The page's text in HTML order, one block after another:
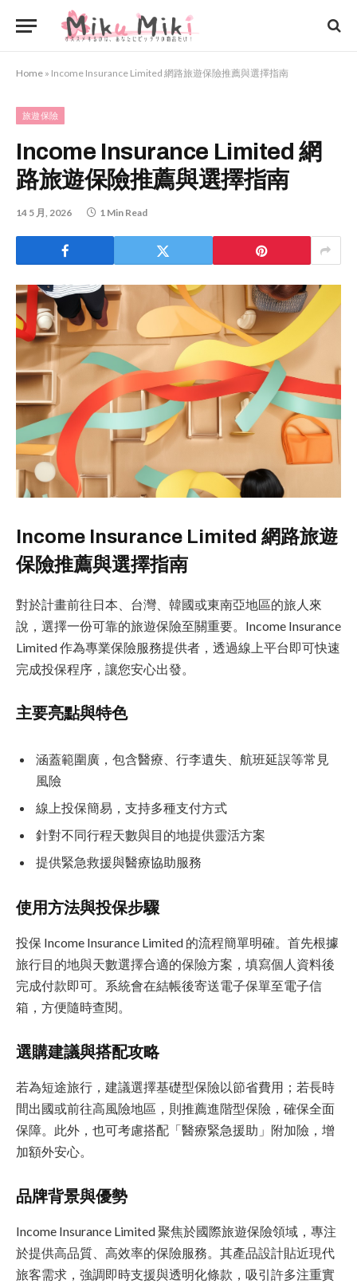
Home » Income Insurance Limited 網路旅遊保險推薦與選擇指南
旅遊保險
Income Insurance Limited 網
路旅遊保險推薦與選擇指南
14 5 月, 2026 1 Min Read
Income Insurance Limited 網路旅遊
保險推薦與選擇指南
對於計畫前往日本、台灣、韓國或東南亞地區的旅人來
說，選擇一份可靠的旅遊保險至關重要。Income Insurance
Limited 作為專業保險服務提供者，透過線上平台即可快速
完成投保程序，讓您安心出發。
主要亮點與特色
涵蓋範圍廣，包含醫療、行李遺失、航班延誤等常見
風險
線上投保簡易，支持多種支付方式
針對不同行程天數與目的地提供靈活方案
提供緊急救援與醫療協助服務
使用方法與投保步驟
投保 Income Insurance Limited 的流程簡單明確。首先根據
旅行目的地與天數選擇合適的保險方案，填寫個人資料後
完成付款即可。系統會在結帳後寄送電子保單至電子信
箱，方便隨時查閱。
選購建議與搭配攻略
若為短途旅行，建議選擇基礎型保險以節省費用；若長時
間出國或前往高風險地區，則推薦進階型保險，確保全面
保障。此外，也可考慮搭配「醫療緊急援助」附加險，增
加額外安心。
品牌背景與優勢
Income Insurance Limited 聚焦於國際旅遊保險領域，專注
於提供高品質、高效率的保險服務。其產品設計貼近現代
旅客需求，強調即時支援與透明化條款，吸引許多注重實